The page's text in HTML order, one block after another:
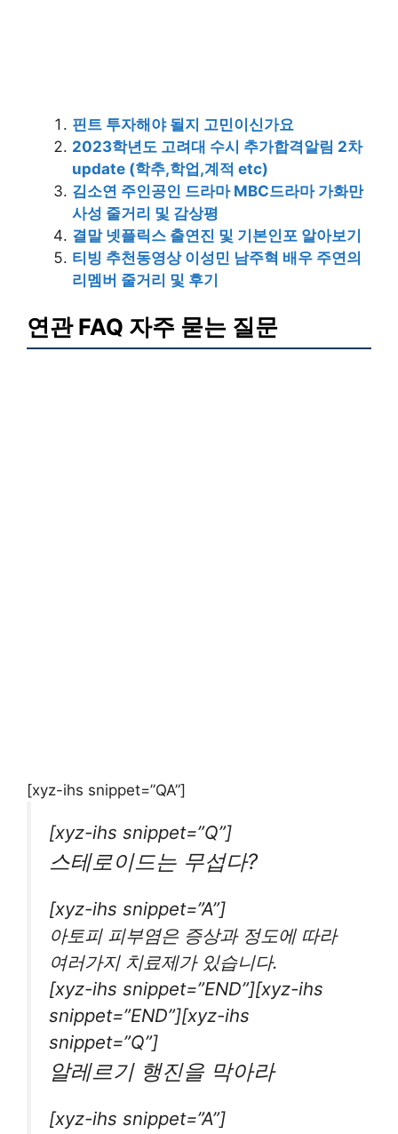
핀트 투자해야 될지 고민이신가요
2023학년도 고려대 수시 추가합격알림 2차
update (학추,학업,계적 etc)
김소연 주인공인 드라마 MBC드라마 가화만
사성 줄거리 및 감상평
결말 넷플릭스 출연진 및 기본인포 알아보기
티빙 추천동영상 이성민 남주혁 배우 주연의
리멤버 줄거리 및 후기
연관 FAQ 자주 묻는 질문
[xyz-ihs snippet=”QA”]
[xyz-ihs snippet=”Q”]
스테로이드는 무섭다?
[xyz-ihs snippet=”A”]
아토피 피부염은 증상과 정도에 따라
여러가지 치료제가 있습니다.
[xyz-ihs snippet=”END”][xyz-ihs
snippet=”END”][xyz-ihs
snippet=”Q”]
알레르기 행진을 막아라
[xyz-ihs snippet=”A”]